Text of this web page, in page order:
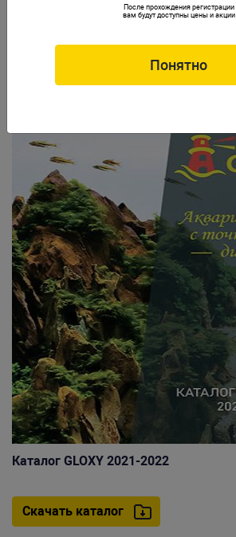
Каталог GLOXY 2021-2022
Скачать каталог
После прохождения регистрации
вам будут доступны цены и акции
Понятно